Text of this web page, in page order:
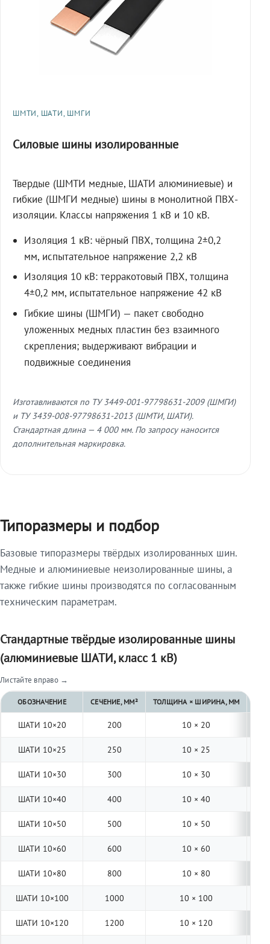
ШМТИ, ШАТИ, ШМГИ
Силовые шины изолированные
Твердые (ШМТИ медные, ШАТИ алюминиевые) и
гибкие (ШМГИ медные) шины в монолитной ПВХ-
изоляции. Классы напряжения 1 кВ и 10 кВ.
Изоляция 1 кВ: чёрный ПВХ, толщина 2±0,2
мм, испытательное напряжение 2,2 кВ
Изоляция 10 кВ: терракотовый ПВХ, толщина
4±0,2 мм, испытательное напряжение 42 кВ
Гибкие шины (ШМГИ) — пакет свободно
уложенных медных пластин без взаимного
скрепления; выдерживают вибрации и
подвижные соединения
Изготавливаются по ТУ 3449-001-97798631-2009 (ШМГИ)
и ТУ 3439-008-97798631-2013 (ШМТИ, ШАТИ).
Стандартная длина — 4 000 мм. По запросу наносится
дополнительная маркировка.
Типоразмеры и подбор
Базовые типоразмеры твёрдых изолированных шин.
Медные и алюминиевые неизолированные шины, а
также гибкие шины производятся по согласованным
техническим параметрам.
Стандартные твёрдые изолированные шины
(алюминиевые ШАТИ, класс 1 кВ)
Листайте вправо →
ОБОЗНАЧЕНИЕ СЕЧЕНИЕ, ММ² ТОЛЩИНА × ШИРИНА, ММ
ШАТИ 10×20 200 10 × 20
ШАТИ 10×25 250 10 × 25
ШАТИ 10×30 300 10 × 30
ШАТИ 10×40 400 10 × 40
ШАТИ 10×50 500 10 × 50
ШАТИ 10×60 600 10 × 60
ШАТИ 10×80 800 10 × 80
ШАТИ 10×100 1000 10 × 100
ШАТИ 10×120 1200 10 × 120